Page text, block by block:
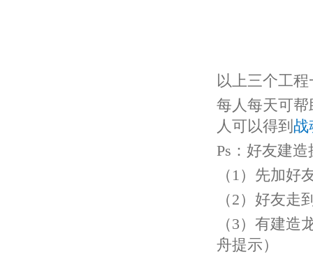
以上三个工
每人每天可帮
人可以得到 战
Ps ：好友建
（ 1）先加好
（2）好友走
（3）有建造
舟提示）